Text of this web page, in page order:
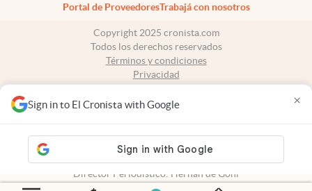
Sign in to El Cronista with Google ×
Portal de ProveedoresTrabajá con nosotros
Copyright 2025 cronista.com
Todos los derechos reservados
Términos y condiciones
Privacidad
Tel: +54 11 7078-3270
propiedad intelectual: 56576959
Director Periodístico: Hernán de Goñi